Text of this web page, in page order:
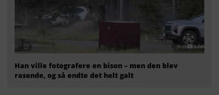
Han ville fotografere en bison – men den blev
rasende, og så endte det helt galt